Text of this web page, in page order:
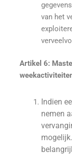
van het
Artikel 6:
Indien
nemen